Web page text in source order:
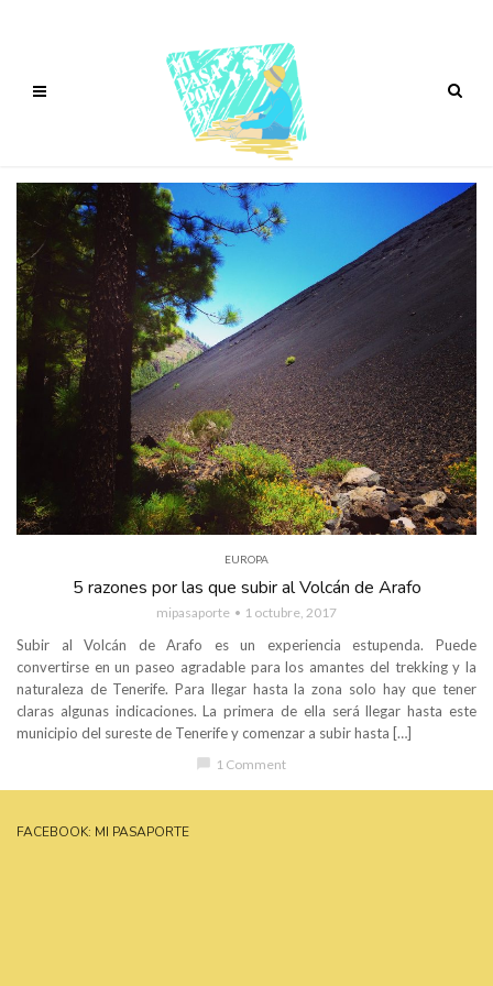
EUROPA
5 razones por las que subir al Volcán de Arafo
mipasaporte 1 octubre, 2017
Subir al Volcán de Arafo es un experiencia estupenda. Puede
convertirse en un paseo agradable para los amantes del trekking y la
naturaleza de Tenerife. Para llegar hasta la zona solo hay que tener
claras algunas indicaciones. La primera de ella será llegar hasta este
municipio del sureste de Tenerife y comenzar a subir hasta […]
1 Comment
FACEBOOK: MI PASAPORTE